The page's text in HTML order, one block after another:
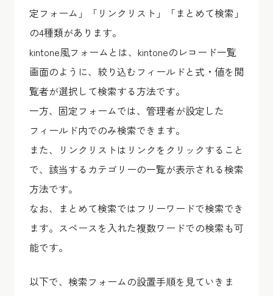
定フォーム」「リンクリスト」「まとめて検索」
の4種類があります。
kintone風フォームとは、kintoneのレコード一覧
画面のように、絞り込むフィールドと式・値を閲
覧者が選択して検索する方法です。
一方、固定フォームでは、管理者が設定した
フィールド内でのみ検索できます。
また、リンクリストはリンクをクリックすること
で、該当するカテゴリーの一覧が表示される検索
方法です。
なお、まとめて検索ではフリーワードで検索でき
ます。スペースを入れた複数ワードでの検索も可
能です。
以下で、検索フォームの設置手順を見ていきま